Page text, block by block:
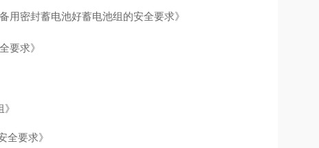
用密封蓄电池好蓄电池组的安全要求》
要求》
全要求》